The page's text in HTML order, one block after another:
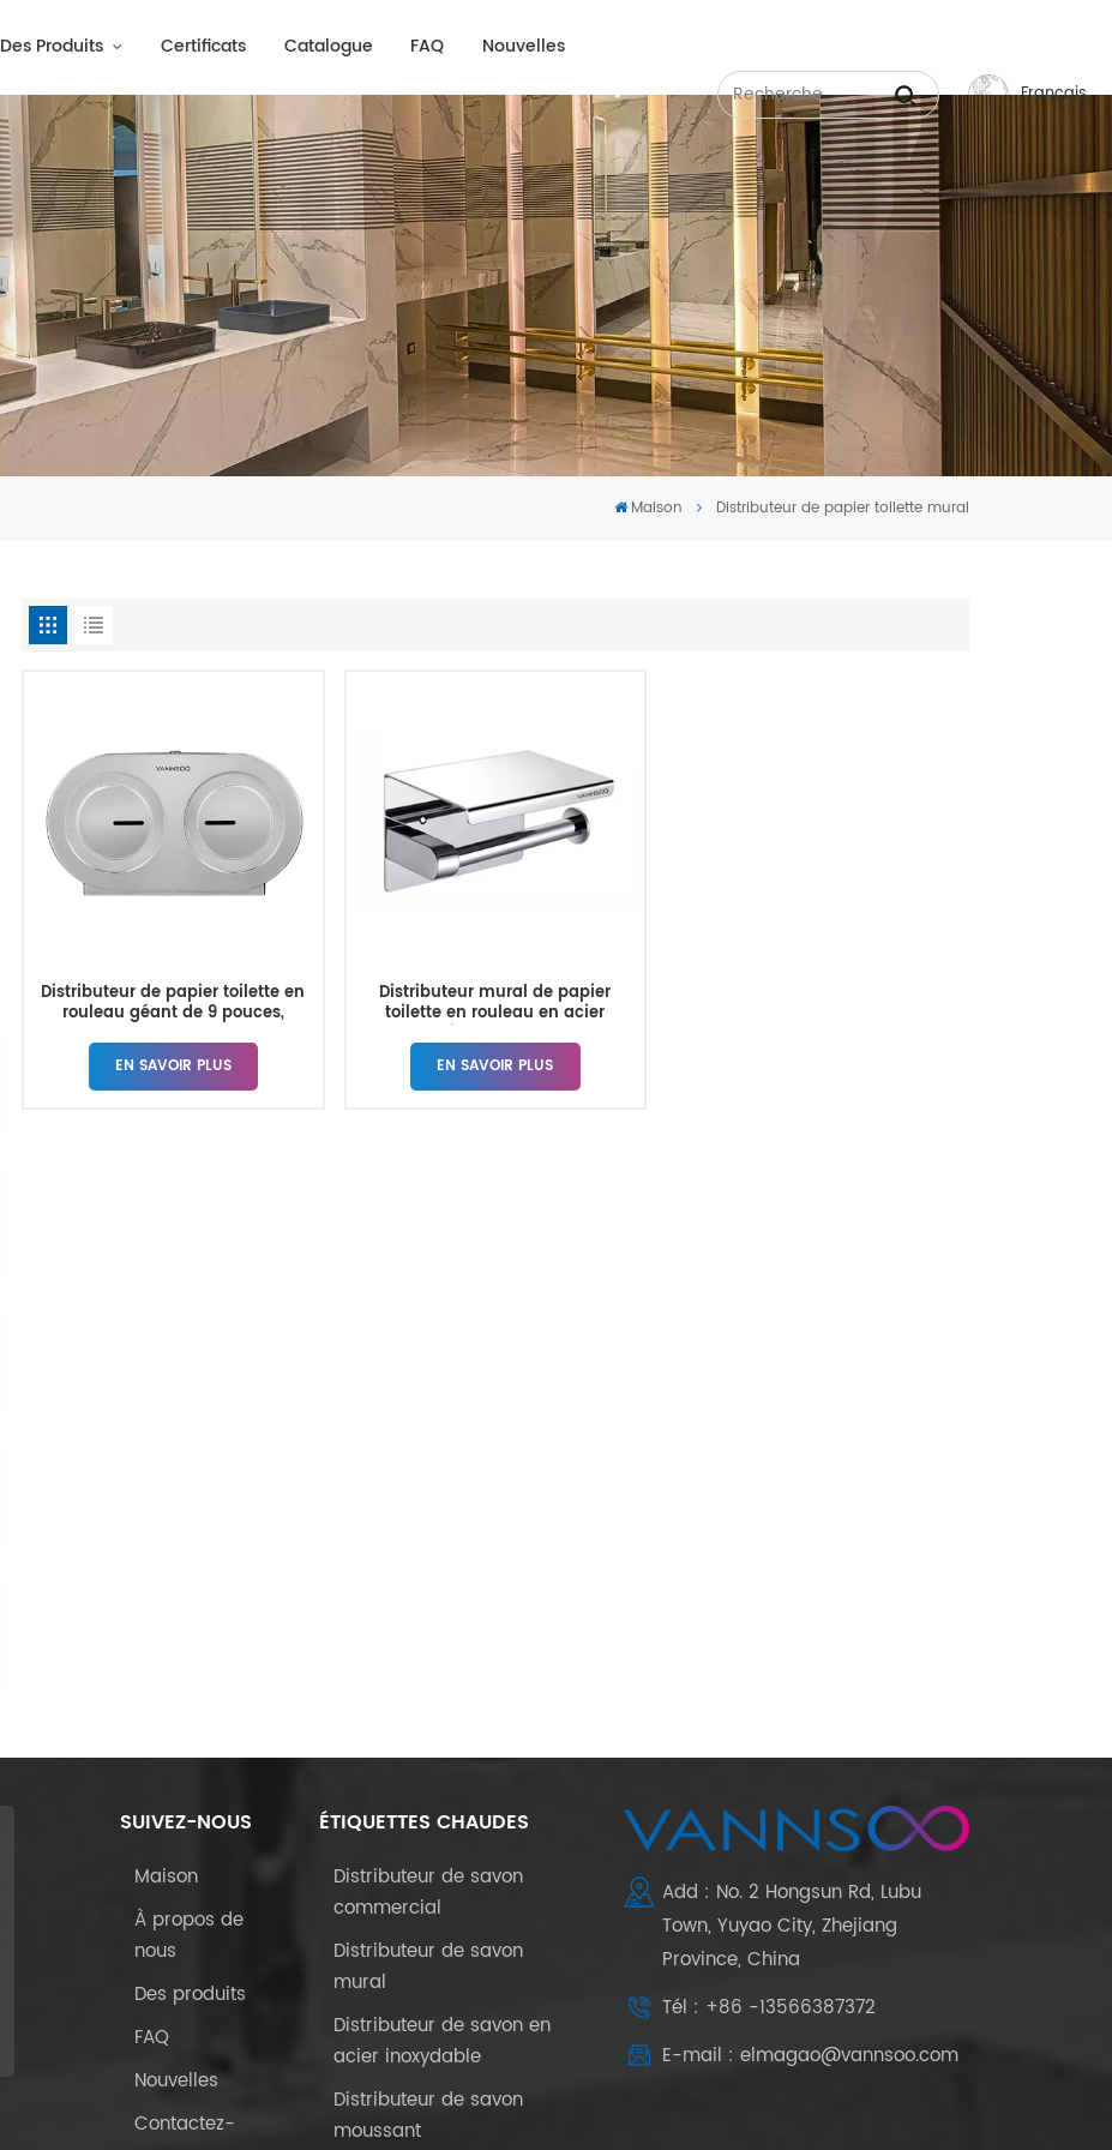
Des Produits Certificats Catalogue FAQ Nouvelles
Français
English
Русский
Español
中文
Maison Distributeur de papier toilette mural
Distributeur de papier toilette en
rouleau géant de 9 pouces,
gros
EN SAVOIR PLUS
Distributeur mural de papier
toilette en rouleau en acier
EN SAVOIR PLUS
SUIVEZ-NOUS
Maison
À propos de
nous
Des produits
FAQ
Nouvelles
Contactez-
ÉTIQUETTES CHAUDES
Distributeur de savon
commercial
Distributeur de savon
mural
Distributeur de savon en
acier inoxydable
Distributeur de savon
moussant
Add : No. 2 Hongsun Rd, Lubu
Town, Yuyao City, Zhejiang
Province, China
Tél : +86 -13566387372
E-mail : elmagao@vannsoo.com